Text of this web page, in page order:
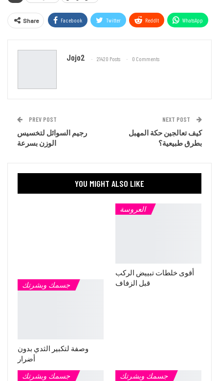
Share Facebook Twitter ReddIt WhatsApp
Jojo2 21420 Posts 0 Comments
PREV POST
رجيم السوائل لتخسيس
الوزن بسرعة
NEXT POST
كيف تعالجين حكة المهبل
بطرق طبيعية؟
YOU MIGHT ALSO LIKE
جسمك وبشرتك
وصفة لتكبير الثدي بدون
أضرار
العروسة
أقوى خلطات تبييض الركب
قبل الزفاف
جسمك وبشرتك جسمك وبشرتك